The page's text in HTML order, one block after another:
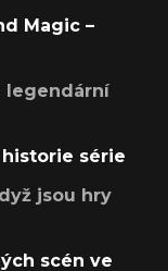
Magic –
legendární
historie série
jsou hry
scén ve